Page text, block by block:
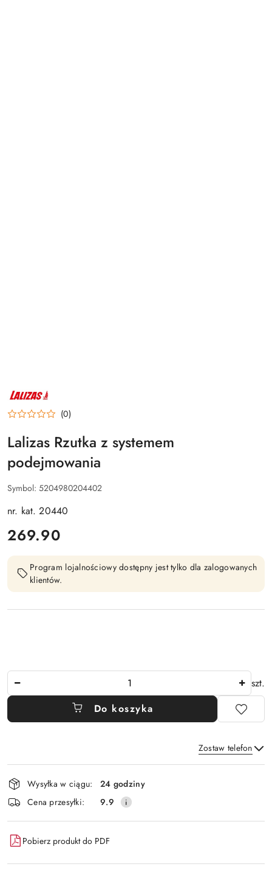
NAZWA
PRODUCENTA:
LALIZAS (0)
Lalizas Rzutka z systemem
podejmowania
Symbol: 5204980204402
nr. kat. 20440
cena:
269.90
Program lojalnościowy dostępny jest tylko dla zalogowanych
klientów.
szt.
Do koszyka
Zostaw telefon
Wyślij
Dostępność
i
dostawa
Wysyłka w ciągu:
24 godziny
Cena przesyłki:
9.9
Pobierz produkt do PDF